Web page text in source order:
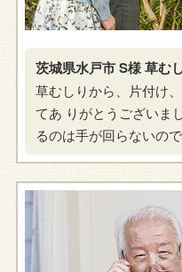
茨城県水戸市 S様 草む
草むしりから、片付け
てあ りがとうございま
るのは手が回らないの